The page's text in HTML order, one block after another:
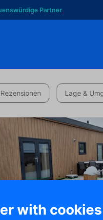
Partner
Rezensionen Lage &
with